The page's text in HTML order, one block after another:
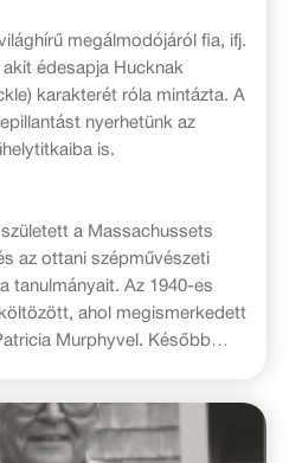
megálmodójáról fia, ifj.
édesapja Hucknak
karakterét róla mintázta. A
nyerhetünk az
is.
a Massachussets
az ottani szépművészeti
tanulmányait. Az 1940-es
ahol megismerkedett
Murphyvel. Később
a rajztáblája fölé hajolt –
a habokat, és én is ott